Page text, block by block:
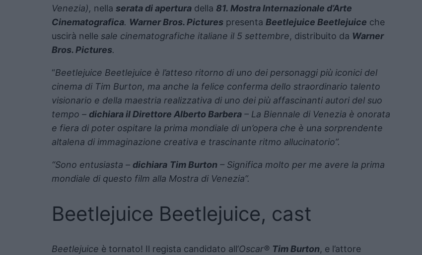
Venezia), nella serata di apertura della 81. Mostra Internazionale d’Arte
Cinematografica. Warner Bros. Pictures presenta Beetlejuice Beetlejuice che
uscirà nelle sale cinematografiche italiane il 5 settembre, distribuito da Warner
Bros. Pictures.
“Beetlejuice Beetlejuice è l’atteso ritorno di uno dei personaggi più iconici del
cinema di Tim Burton, ma anche la felice conferma dello straordinario talento
visionario e della maestria realizzativa di uno dei più affascinanti autori del suo
tempo – dichiara il Direttore Alberto Barbera – La Biennale di Venezia è onorata
e fiera di poter ospitare la prima mondiale di un’opera che è una sorprendente
altalena di immaginazione creativa e trascinante ritmo allucinatorio”.
“Sono entusiasta – dichiara Tim Burton – Significa molto per me avere la prima
mondiale di questo film alla Mostra di Venezia”.
Beetlejuice Beetlejuice, cast
Beetlejuice è tornato! Il regista candidato all’Oscar® Tim Burton, e l’attore